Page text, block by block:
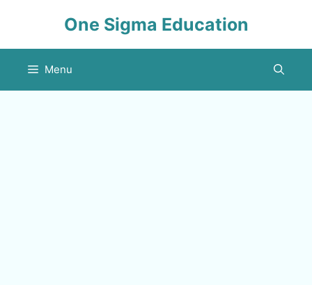
One Sigma Education
Menu